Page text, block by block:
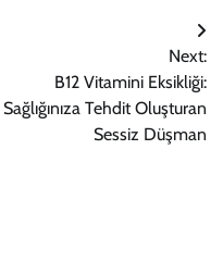
Next:
B12 Vitamini Eksikliği:
Sağlığınıza Tehdit Oluşturan
Sessiz Düşman